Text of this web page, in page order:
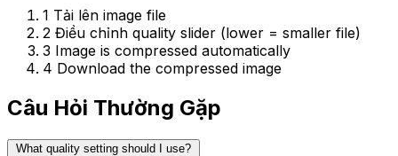
1 Tải lên image file
2 Điều chỉnh quality slider (lower = smaller file)
3 Image is compressed automatically
4 Download the compressed image
Câu Hỏi Thường Gặp
What quality setting should I use?